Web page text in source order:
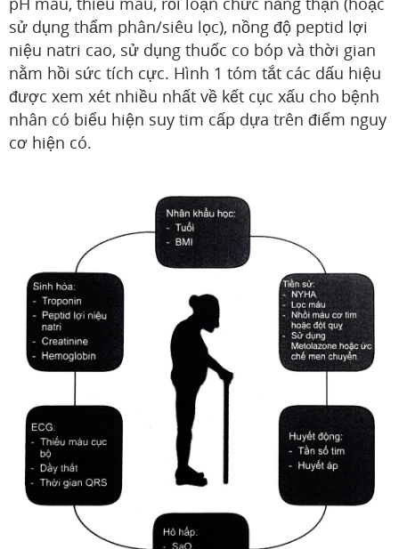
sử dụng thẩm phân/siêu lọc), nồng độ peptid lợi
niệu natri cao, sử dụng thuốc co bóp và thời gian
nằm hồi sức tích cực. Hình 1 tóm tắt các dấu hiệu
được xem xét nhiều nhất về kết cục xấu cho bệnh
nhân có biểu hiện suy tim cấp dựa trên điểm nguy
cơ hiện có.